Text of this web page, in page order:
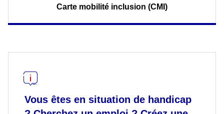
Carte mobilité inclusion (CMI)
Vous êtes en situation de handicap